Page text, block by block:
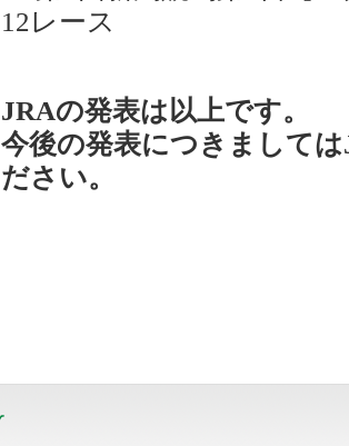
12レース
JRAの発表は以上です。
今後の発表につきまして
ださい。